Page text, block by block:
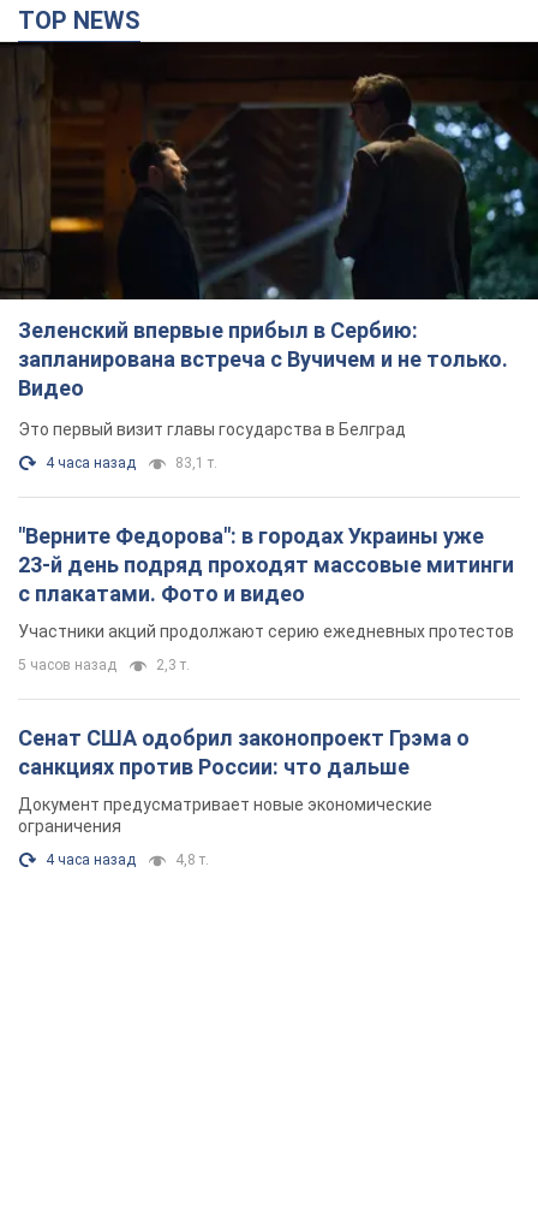
TOP NEWS
Зеленский впервые прибыл в Сербию:
запланирована встреча с Вучичем и не только.
Видео
Это первый визит главы государства в Белград
4 часа назад 83,1 т.
"Верните Федорова": в городах Украины уже
23-й день подряд проходят массовые митинги
с плакатами. Фото и видео
Участники акций продолжают серию ежедневных протестов
5 часов назад 2,3 т.
Сенат США одобрил законопроект Грэма о
санкциях против России: что дальше
Документ предусматривает новые экономические
ограничения
4 часа назад 4,8 т.